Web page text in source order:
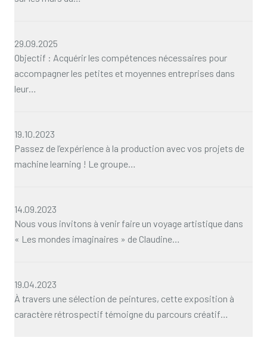
29.09.2025
Objectif : Acquérir les compétences nécessaires pour
accompagner les petites et moyennes entreprises dans
leur…
19.10.2023
Passez de l’expérience à la production avec vos projets de
machine learning ! Le groupe…
14.09.2023
Nous vous invitons à venir faire un voyage artistique dans
« Les mondes imaginaires » de Claudine…
19.04.2023
À travers une sélection de peintures, cette exposition à
caractère rétrospectif témoigne du parcours créatif…